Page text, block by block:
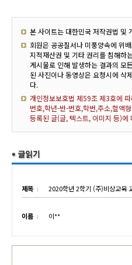
본 사이트는 대한민국 저작권법 및
회원은 공공질서나 미풍양속에 위
지적재산권 및 기타 권리를 침해하
게시물로 인해 발생하는 결과의 모
된 사진이나 동영상은 요청시에 삭
다.
개인정보보호법 제59조 제3호에
번호,학년-반-번호,학번,주소,혈액
등록된 글(글, 텍스트, 이미지 등)
제목
이름 이**